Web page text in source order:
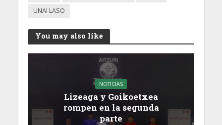
UNAI LASO
You may also like
NOTICIAS
Lizeaga y Goikoetxea
rompen en la segunda
parte